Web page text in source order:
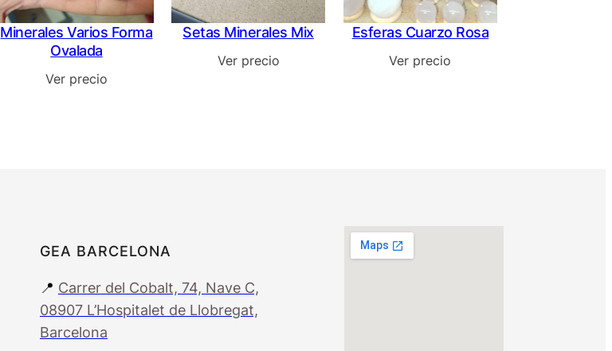
Minerales Varios Forma
Ovalada
Ver precio
Setas Minerales Mix
Ver precio
Esferas Cuarzo Rosa
Ver precio
GEA BARCELONA
📍 Carrer del Cobalt, 74, Nave C,
08907 L’Hospitalet de Llobregat,
Barcelona